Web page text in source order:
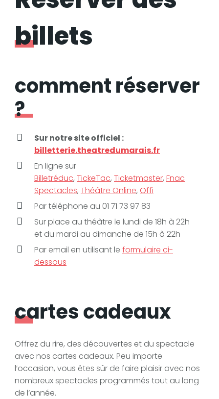
billets
comment réserver
?
Sur notre site officiel :
billetterie.theatredumarais.fr
En ligne sur
Billetréduc, TickeTac, Ticketmaster, Fnac
Spectacles, Théâtre Online, Offi
Par téléphone au 01 71 73 97 83
Sur place au théâtre le lundi de 18h à 22h
et du mardi au dimanche de 15h à 22h
Par email en utilisant le formulaire ci-
dessous
cartes cadeaux
Offrez du rire, des découvertes et du spectacle
avec nos cartes cadeaux. Peu importe
l’occasion, vous êtes sûr de faire plaisir avec nos
nombreux spectacles programmés tout au long
de l’année.